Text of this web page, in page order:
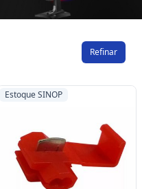
Refinar
Estoque SINOP